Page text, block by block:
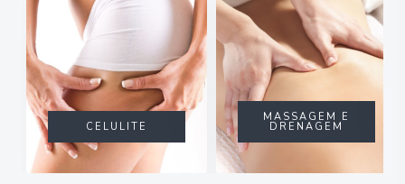
CELULITE
MASSAGEM E
DRENAGEM